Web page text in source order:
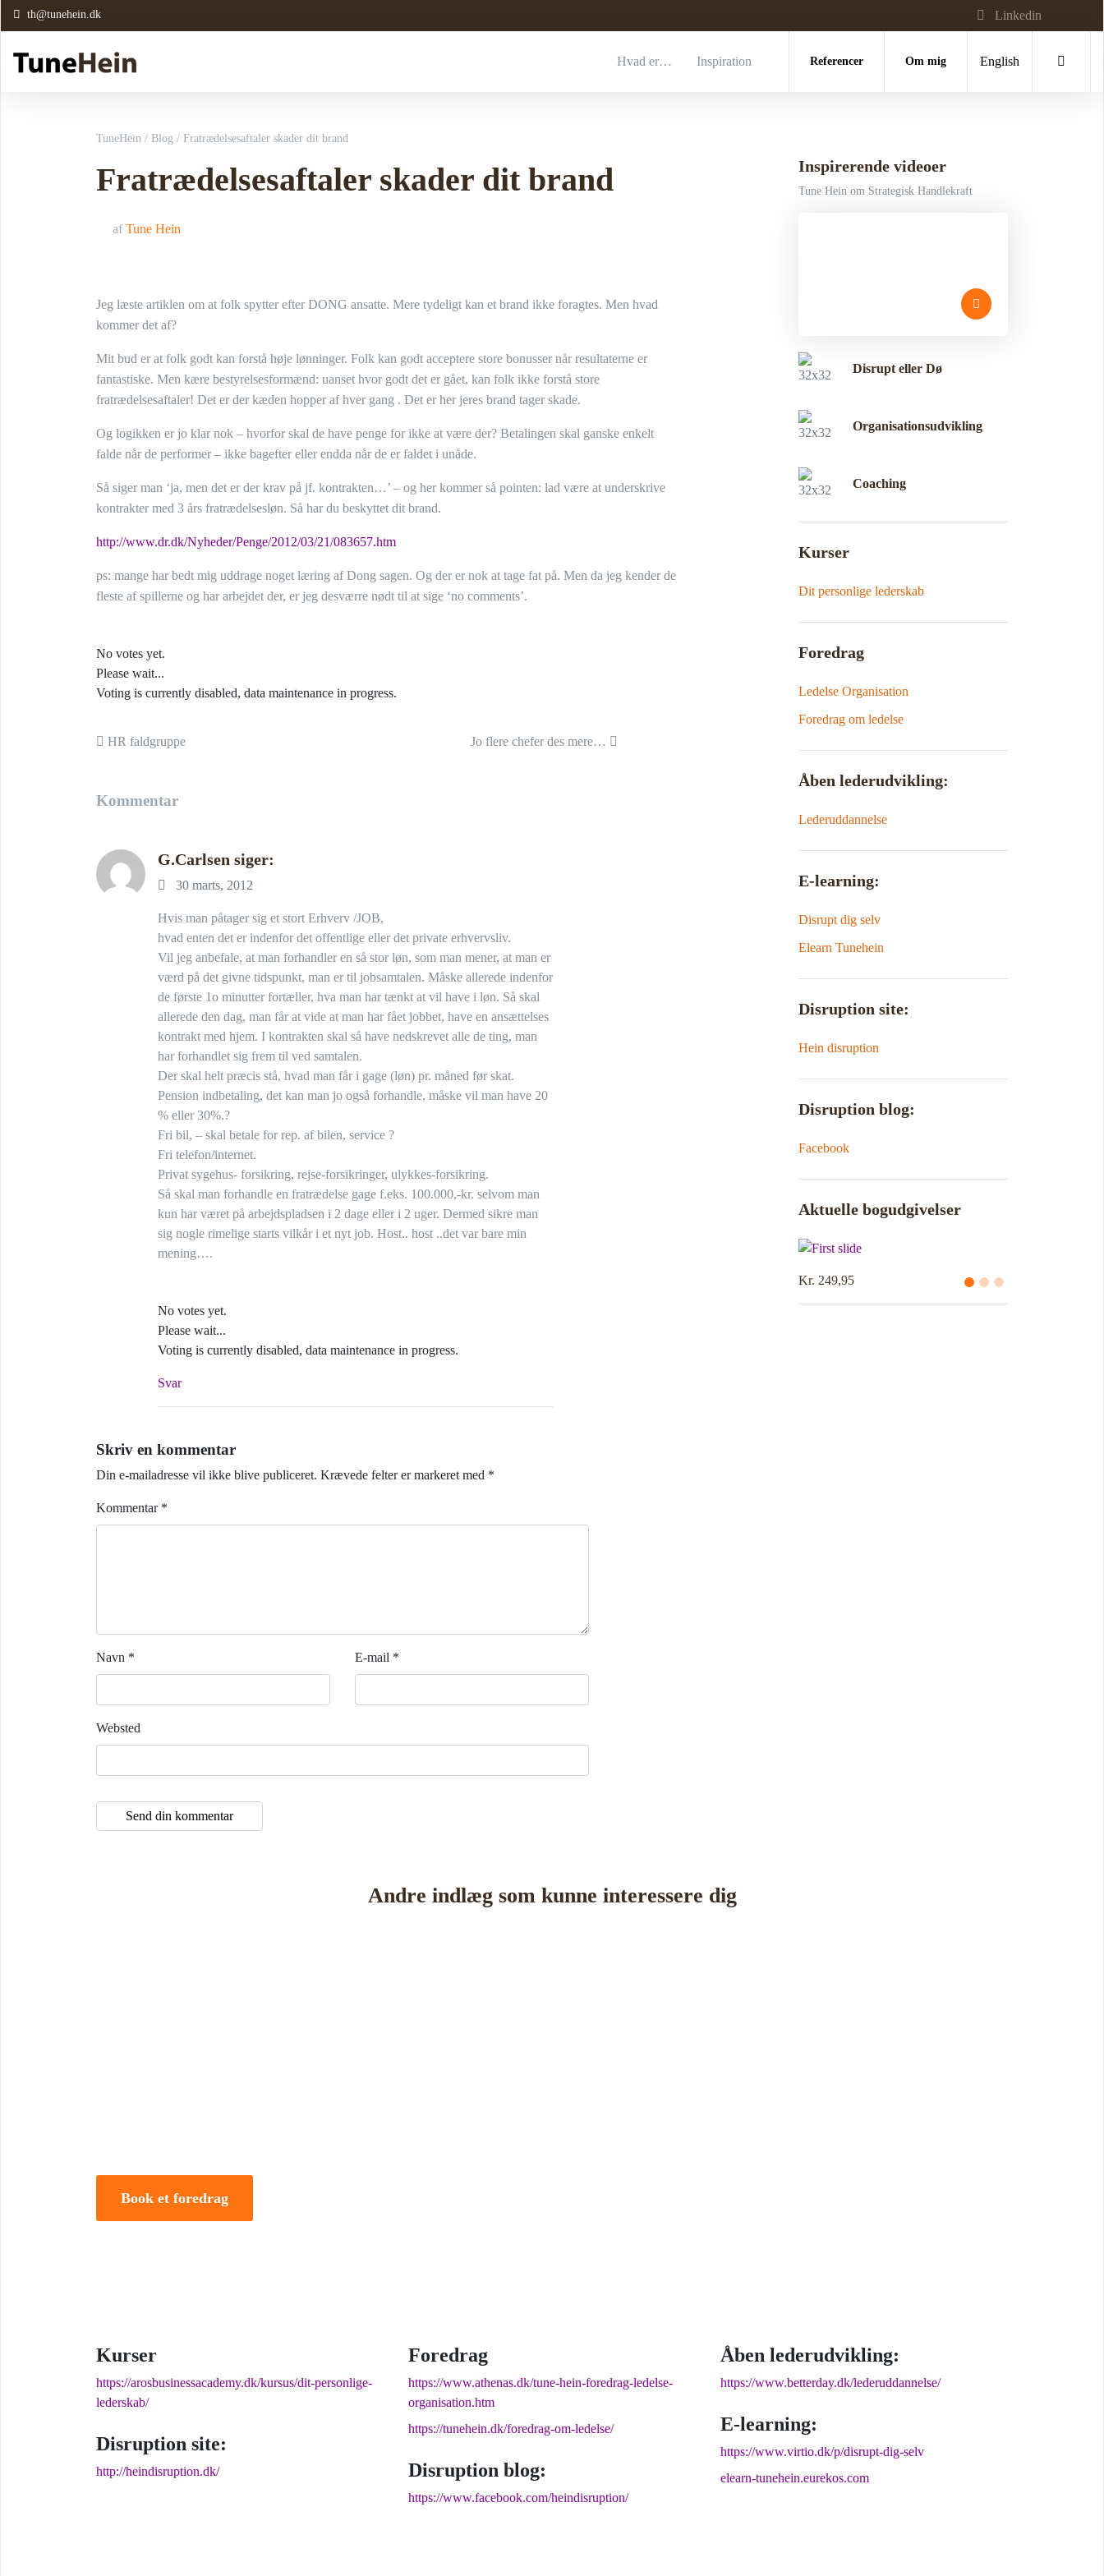
th@tunehein.dk Linkedin
Hvad er… Inspiration Referencer Om mig English
TuneHein / Blog / Fratrædelsesaftaler skader dit brand
Fratrædelsesaftaler skader dit brand
af Tune Hein
Jeg læste artiklen om at folk spytter efter DONG ansatte. Mere tydeligt kan et brand ikke foragtes. Men hvad
kommer det af?
Mit bud er at folk godt kan forstå høje lønninger. Folk kan godt acceptere store bonusser når resultaterne er
fantastiske. Men kære bestyrelsesformænd: uanset hvor godt det er gået, kan folk ikke forstå store
fratrædelsesaftaler! Det er der kæden hopper af hver gang . Det er her jeres brand tager skade.
Og logikken er jo klar nok – hvorfor skal de have penge for ikke at være der? Betalingen skal ganske enkelt
falde når de performer – ikke bagefter eller endda når de er faldet i unåde.
Så siger man ‘ja, men det er der krav på jf. kontrakten…’ – og her kommer så pointen: lad være at underskrive
kontrakter med 3 års fratrædelsesløn. Så har du beskyttet dit brand.
http://www.dr.dk/Nyheder/Penge/2012/03/21/083657.htm
ps: mange har bedt mig uddrage noget læring af Dong sagen. Og der er nok at tage fat på. Men da jeg kender de
fleste af spillerne og har arbejdet der, er jeg desværre nødt til at sige ‘no comments’.
No votes yet.
Please wait...
Voting is currently disabled, data maintenance in progress.
Indlæg navigation
HR faldgruppe Jo flere chefer des mere…
Kommentar
G.Carlsen siger:
30 marts, 2012
Hvis man påtager sig et stort Erhverv /JOB,
hvad enten det er indenfor det offentlige eller det private erhvervsliv.
Vil jeg anbefale, at man forhandler en så stor løn, som man mener, at man er
værd på det givne tidspunkt, man er til jobsamtalen. Måske allerede indenfor
de første 1o minutter fortæller, hva man har tænkt at vil have i løn. Så skal
allerede den dag, man får at vide at man har fået jobbet, have en ansættelses
kontrakt med hjem. I kontrakten skal så have nedskrevet alle de ting, man
har forhandlet sig frem til ved samtalen.
Der skal helt præcis stå, hvad man får i gage (løn) pr. måned før skat.
Pension indbetaling, det kan man jo også forhandle, måske vil man have 20
% eller 30%.?
Fri bil, – skal betale for rep. af bilen, service ?
Fri telefon/internet.
Privat sygehus- forsikring, rejse-forsikringer, ulykkes-forsikring.
Så skal man forhandle en fratrædelse gage f.eks. 100.000,-kr. selvom man
kun har været på arbejdspladsen i 2 dage eller i 2 uger. Dermed sikre man
sig nogle rimelige starts vilkår i et nyt job. Host.. host ..det var bare min
mening….
No votes yet.
Please wait...
Voting is currently disabled, data maintenance in progress.
Svar
Skriv en kommentar
Din e-mailadresse vil ikke blive publiceret. Krævede felter er markeret med *
Kommentar *
Navn * E-mail *
Websted
Inspirerende videoer
Tune Hein om Strategisk Handlekraft
Disrupt eller Dø
Organisationsudvikling
Coaching
Kurser
Dit personlige lederskab
Foredrag
Ledelse Organisation
Foredrag om ledelse
Åben lederudvikling:
Lederuddannelse
E-learning:
Disrupt dig selv
Elearn Tunehein
Disruption site:
Hein disruption
Disruption blog:
Facebook
Aktuelle bogudgivelser
Kr. 214,95
Andre indlæg som kunne interessere dig
Book et foredrag
Kurser
https://arosbusinessacademy.dk/kursus/dit-personlige-
lederskab/
Disruption site:
http://heindisruption.dk/
Foredrag
https://www.athenas.dk/tune-hein-foredrag-ledelse-
organisation.htm
https://tunehein.dk/foredrag-om-ledelse/
Disruption blog:
https://www.facebook.com/heindisruption/
Åben lederudvikling:
https://www.betterday.dk/lederuddannelse/
E-learning:
https://www.virtio.dk/p/disrupt-dig-selv
elearn-tunehein.eurekos.com